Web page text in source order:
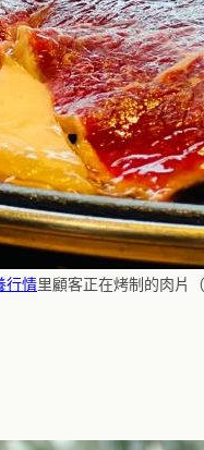
行情里顧客正在烤制的肉片